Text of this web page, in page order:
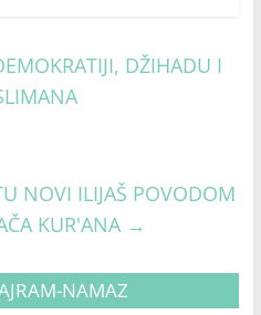
DŽIHADU I
NOVI ILIJAŠ POVODOM
KUR'ANA →
NAMAZ